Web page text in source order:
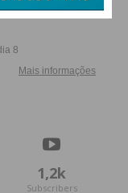
1,2k
Subscribers